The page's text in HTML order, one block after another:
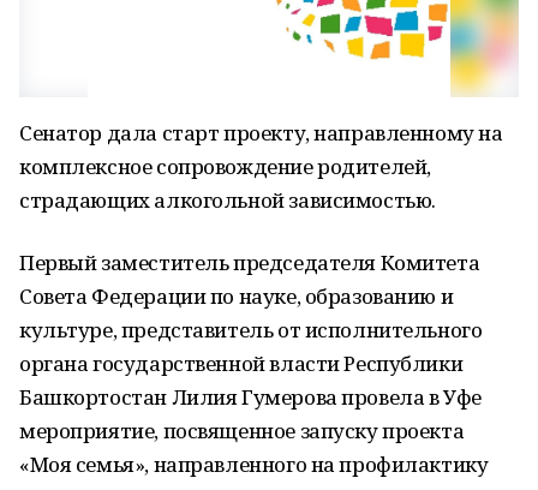
Сенатор дала старт проекту, направленному на
комплексное сопровождение родителей,
страдающих алкогольной зависимостью.
Первый заместитель председателя Комитета
Совета Федерации по науке, образованию и
культуре, представитель от исполнительного
органа государственной власти Республики
Башкортостан Лилия Гумерова провела в Уфе
мероприятие, посвященное запуску проекта
«Моя семья», направленного на профилактику